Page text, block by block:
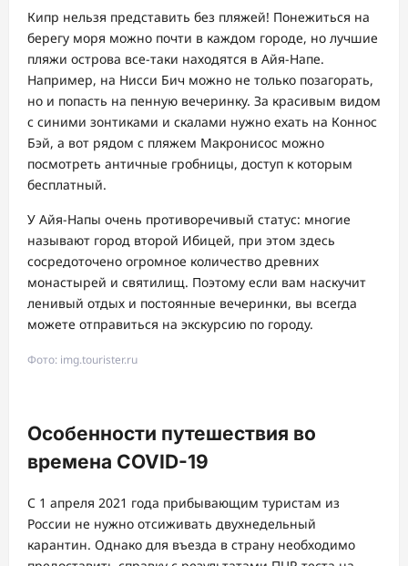
Кипр нельзя представить без пляжей! Понежиться на
берегу моря можно почти в каждом городе, но лучшие
пляжи острова все-таки находятся в Айя-Напе.
Например, на Нисси Бич можно не только позагорать,
но и попасть на пенную вечеринку. За красивым видом
с синими зонтиками и скалами нужно ехать на Коннос
Бэй, а вот рядом с пляжем Макронисос можно
посмотреть античные гробницы, доступ к которым
бесплатный.
У Айя-Напы очень противоречивый статус: многие
называют город второй Ибицей, при этом здесь
сосредоточено огромное количество древних
монастырей и святилищ. Поэтому если вам наскучит
ленивый отдых и постоянные вечеринки, вы всегда
можете отправиться на экскурсию по городу.
Фото: img.tourister.ru
Особенности путешествия во
времена COVID-19
С 1 апреля 2021 года прибывающим туристам из
России не нужно отсиживать двухнедельный
карантин. Однако для въезда в страну необходимо